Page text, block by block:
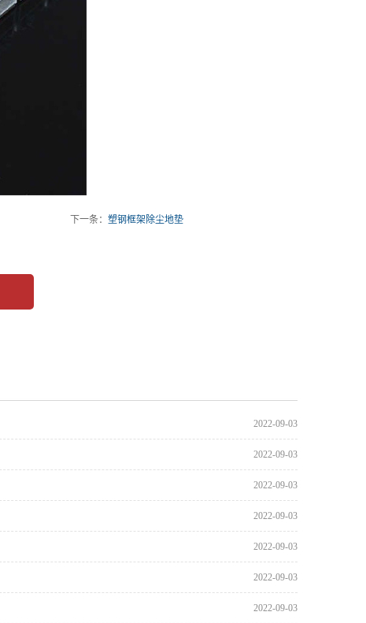
下一条： 塑钢框架除尘地垫
2022-09-03
2022-09-03
2022-09-03
2022-09-03
2022-09-03
2022-09-03
2022-09-03